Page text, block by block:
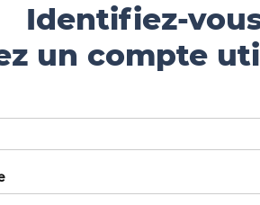
Identifiez-
un compte